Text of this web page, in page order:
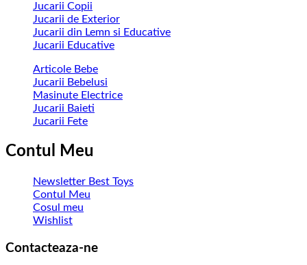
Jucarii Copii
Jucarii de Exterior
Jucarii din Lemn si Educative
Jucarii Educative
Articole Bebe
Jucarii Bebelusi
Masinute Electrice
Jucarii Baieti
Jucarii Fete
Contul Meu
Newsletter Best Toys
Contul Meu
Cosul meu
Wishlist
Contacteaza-ne